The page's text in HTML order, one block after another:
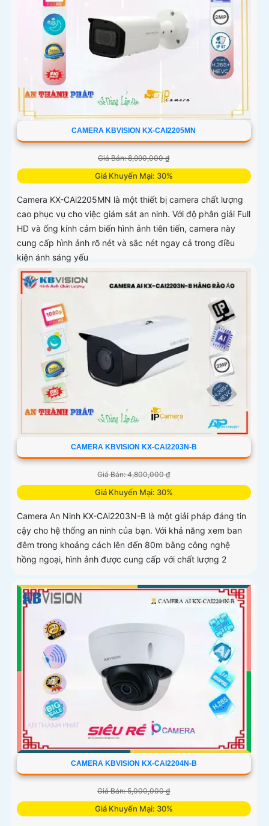
CAMERA KBVISION KX-CAI2205MN
Giá Bán: 8,990,000 ₫
Giá Khuyến Mại: 30%
Camera KX-CAi2205MN là một thiết bị camera chất lượng
cao phục vụ cho việc giám sát an ninh. Với độ phân giải Full
HD và ống kính cảm biến hình ảnh tiên tiến, camera này
cung cấp hình ảnh rõ nét và sắc nét ngay cả trong điều
kiện ánh sáng yếu
CAMERA KBVISION KX-CAI2203N-B
Giá Bán: 4,800,000 ₫
Giá Khuyến Mại: 30%
Camera An Ninh KX-CAi2203N-B là một giải pháp đáng tin
cậy cho hệ thống an ninh của bạn. Với khả năng xem ban
đêm trong khoảng cách lên đến 80m bằng công nghệ
hồng ngoại, hình ảnh được cung cấp với chất lượng 2
CAMERA KBVISION KX-CAI2204N-B
Giá Bán: 5,000,000 ₫
Giá Khuyến Mại: 30%